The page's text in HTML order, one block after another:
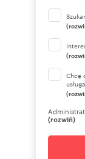
Chcę
(rozwiń)